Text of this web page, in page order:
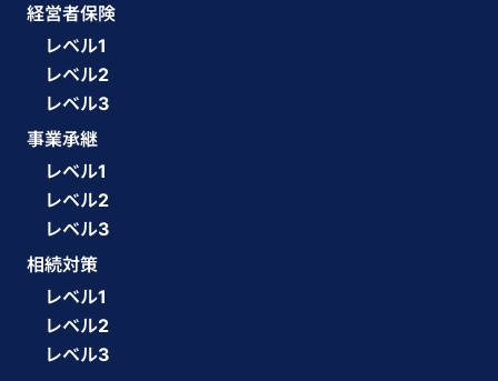
経営者保険
レベル1
レベル2
レベル3
事業承継
レベル1
レベル2
レベル3
相続対策
レベル1
レベル2
レベル3